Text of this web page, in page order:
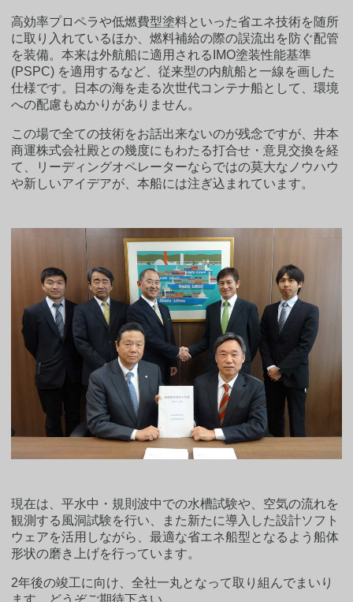
高効率プロペラや低燃費型塗料といった省エネ技術を随所
に取り入れているほか、燃料補給の際の誤流出を防ぐ配管
を装備。本来は外航船に適用されるIMO塗装性能基準
(PSPC) を適用するなど、従来型の内航船と一線を画した
仕様です。日本の海を走る次世代コンテナ船として、環境
への配慮もぬかりがありません。
この場で全ての技術をお話出来ないのが残念ですが、井本
商運株式会社殿との幾度にもわたる打合せ・意見交換を経
て、リーディングオペレーターならではの莫大なノウハウ
や新しいアイデアが、本船には注ぎ込まれています。
現在は、平水中・規則波中での水槽試験や、空気の流れを
観測する風洞試験を行い、また新たに導入した設計ソフト
ウェアを活用しながら、最適な省エネ船型となるよう船体
形状の磨き上げを行っています。
2年後の竣工に向け、全社一丸となって取り組んでまいり